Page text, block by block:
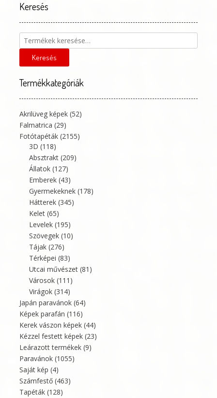
választhatók
ki
Keresés
Keresés
a
következőre:
Keresés
Termékkategóriák
Akrilüveg képek (52)
Falmatrica (29)
Fotótapéták (2155)
3D (118)
Absztrakt (209)
Állatok (127)
Emberek (43)
Gyermekeknek (178)
Hátterek (345)
Kelet (65)
Levelek (195)
Szövegek (10)
Tájak (276)
Térképei (83)
Utcai művészet (81)
Városok (111)
Virágok (314)
Japán paravánok (64)
Képek parafán (116)
Kerek vászon képek (44)
Kézzel festett képek (23)
Leárazott termékek (9)
Paravánok (1055)
Saját kép (4)
Számfestő (463)
Tapéták (128)